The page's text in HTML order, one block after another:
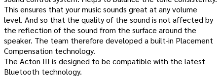
This ensures that your music sounds great at any volume
level. And so that the quality of the sound is not affected by
the reflection of the sound from the surface around the
speaker. The team therefore developed a built-in Placement
Compensation technology.
The Acton III is designed to be compatible with the latest
Bluetooth technology.